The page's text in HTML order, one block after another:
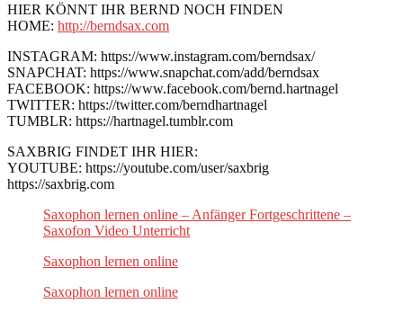
HIER KÖNNT IHR BERND NOCH FINDEN
HOME: http://berndsax.com
INSTAGRAM: https://www.instagram.com/berndsax/
SNAPCHAT: https://www.snapchat.com/add/berndsax
FACEBOOK: https://www.facebook.com/bernd.hartnagel
TWITTER: https://twitter.com/berndhartnagel
TUMBLR: https://hartnagel.tumblr.com
SAXBRIG FINDET IHR HIER:
YOUTUBE: https://youtube.com/user/saxbrig
https://saxbrig.com
Saxophon lernen online – Anfänger Fortgeschrittene –
Saxofon Video Unterricht
Saxophon lernen online
Saxophon lernen online